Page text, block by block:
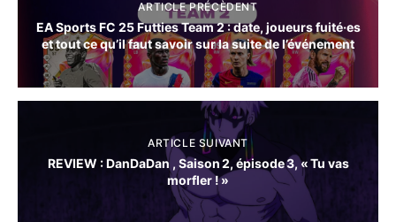
ARTICLE PRÉCÈDENT
EA Sports FC 25 Futties Team 2 : date, joueurs fuité·es
et tout ce qu’il faut savoir sur la suite de l’événement
ARTICLE SUIVANT
REVIEW : DanDaDan , Saison 2, épisode 3, « Tu vas
morfler ! »